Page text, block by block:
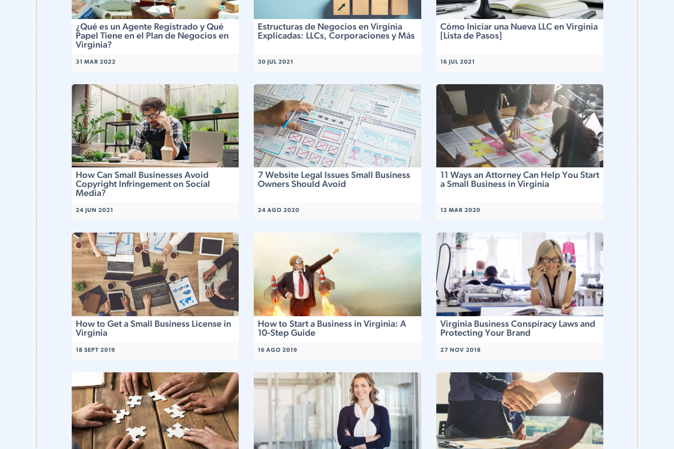
¿Qué es un Agente Registrado y Qué
Papel Tiene en el Plan de Negocios en
Virginia?
31 MAR 2022
Estructuras de Negocios en Virginia
Explicadas: LLCs, Corporaciones y Más
30 JUL 2021
Cómo Iniciar una Nueva LLC en Virginia
[Lista de Pasos]
16 JUL 2021
How Can Small Businesses Avoid
Copyright Infringement on Social
Media?
24 JUN 2021
7 Website Legal Issues Small Business
Owners Should Avoid
24 AGO 2020
11 Ways an Attorney Can Help You Start
a Small Business in Virginia
12 MAR 2020
How to Get a Small Business License in
Virginia
18 SEPT 2019
How to Start a Business in Virginia: A
10-Step Guide
16 AGO 2019
Virginia Business Conspiracy Laws and
Protecting Your Brand
27 NOV 2018